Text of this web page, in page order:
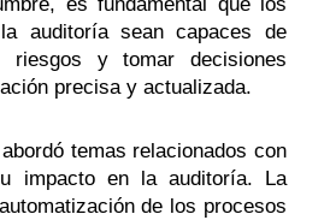
auditoría sean capaces de
riesgos y tomar decisiones
precisa y actualizada.
temas relacionados con
impacto en la auditoría. La
de los procesos